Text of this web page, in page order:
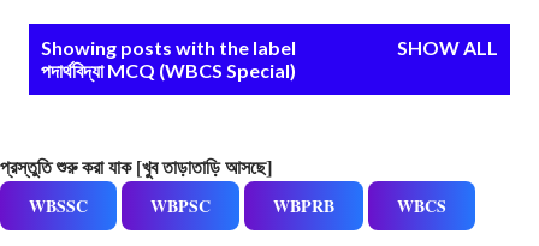
s
Showing posts with the label
পদার্থবিদ্যা MCQ (WBCS Special)
SHOW ALL
প্রস্তুতি শুরু করা যাক [খুব তাড়াতাড়ি আসছে]
WBSSC WBPSC WBPRB WBCS